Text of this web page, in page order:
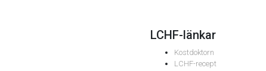
LCHF-länkar
Kostdoktorn
LCHF-recept